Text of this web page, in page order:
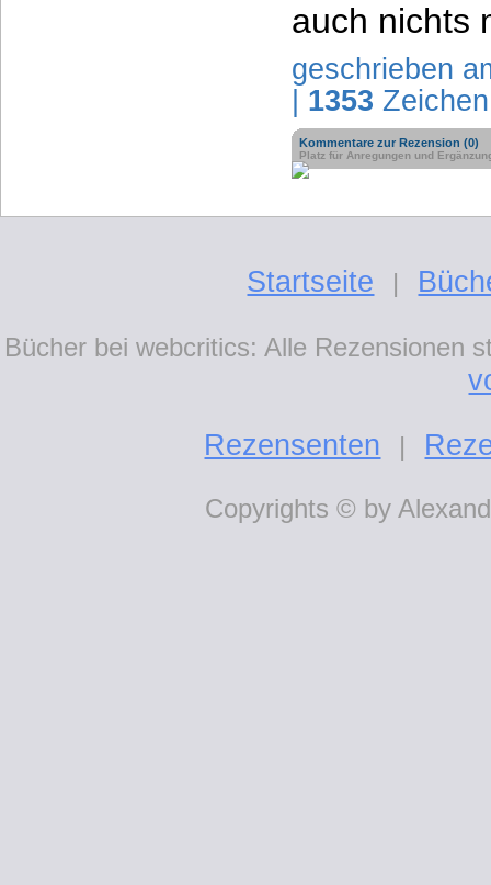
auch nichts
geschrieben
1353 Zeichen
Kommentare zur Rezension (0)
Platz für Anregungen und
Startseite |
Bücher bei webcritics: Alle Rezensionen
Rezensenten
|
Copyrights © by